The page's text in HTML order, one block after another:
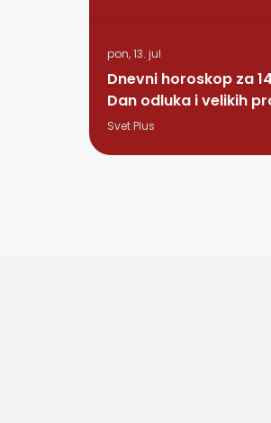
pon, 13. jul
Dnevni horoskop za
Dan odluka i velikih
ljubavnom planu
Svet Plus